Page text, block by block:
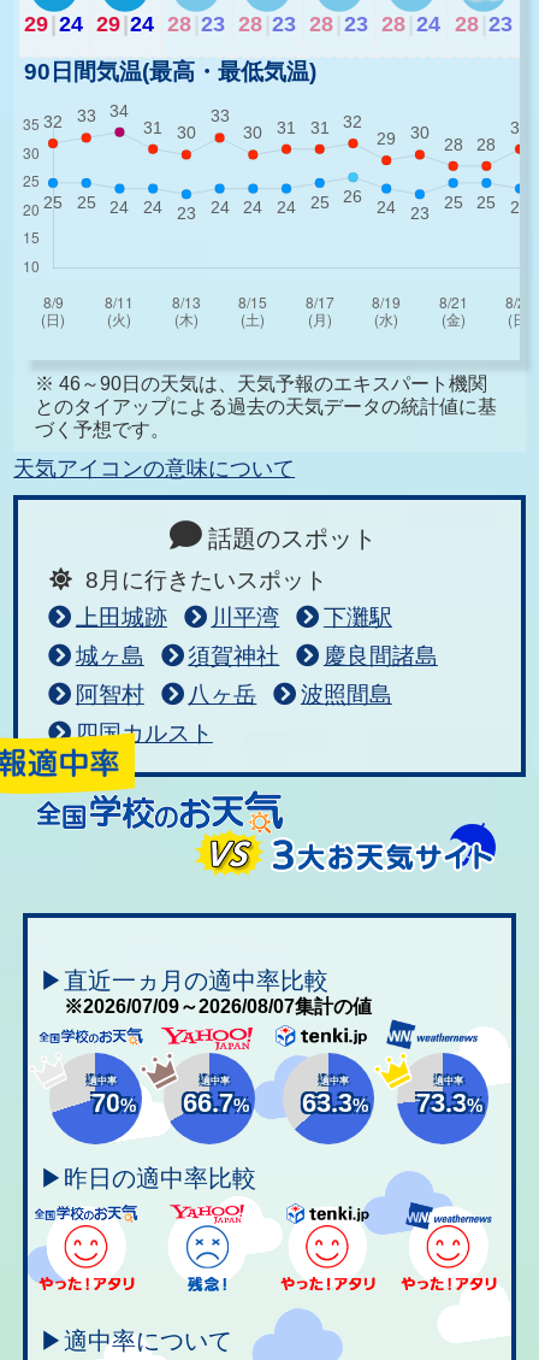
29|24 29|24 28 23 28 23 28 23 28 24 28 23
90日間気温(最高・最低気温)
※ 46～90日の天気は、天気予報のエキスパート機関
とのタイアップによる過去の天気データの統計値に基
づく予想です。
天気アイコンの意味について
話題のスポット
8月に行きたいスポット
上田城跡
川平湾
下灘駅
城ヶ島
須賀神社
慶良間諸島
阿智村
八ヶ岳
波照間島
四国カルスト
▶直近一ヵ月の適中率比較
※2026/07/09～2026/08/07集計の値
適中率
70%
適中率
66.7%
適中率
63.3%
適中率
73.3%
▶昨日の適中率比較
▶適中率について